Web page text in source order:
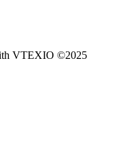
VTEXIO ©2025